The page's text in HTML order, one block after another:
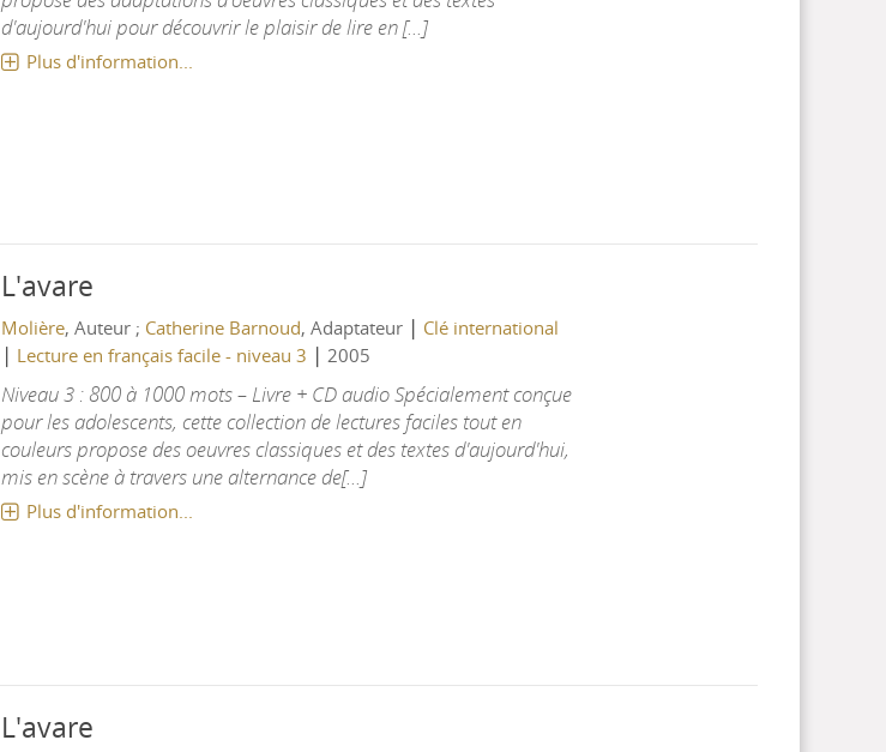
d'aujourd'hui pour découvrir le plaisir de lire en [...]
Plus d'information...
L'avare
Molière, Auteur ; Catherine Barnoud, Adaptateur | Clé international
| Lecture en français facile - niveau 3 | 2005
Niveau 3 : 800 à 1000 mots – Livre + CD audio Spécialement conçue
pour les adolescents, cette collection de lectures faciles tout en
couleurs propose des oeuvres classiques et des textes d'aujourd'hui,
mis en scène à travers une alternance de[...]
Plus d'information...
L'avare